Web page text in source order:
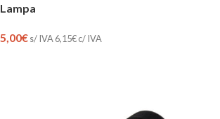
Lampa
5,00€s/ IVA 6,15€c/ IVA